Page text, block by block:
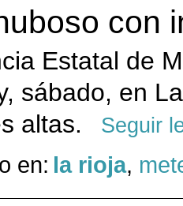
con
Estatal de
sábado, en
altas.
Seguir
en: la rioja,